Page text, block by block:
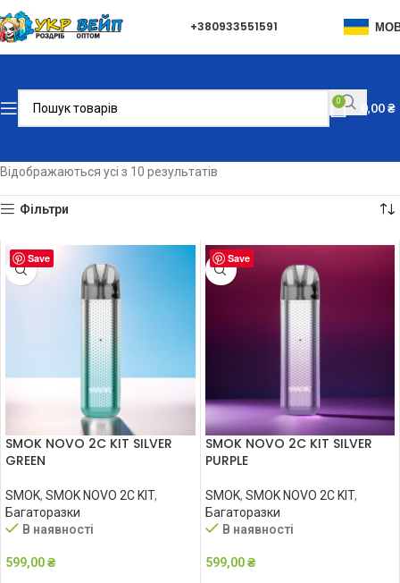
+380933551591
0 0,00₴
Відображаються усі з 10 результатів
Фільтри
Save
SMOK NOVO 2C KIT SILVER
GREEN
SMOK, SMOK NOVO 2C KIT,
Багаторазки
В наявності
599,00₴
Save
SMOK NOVO 2C KIT SILVER
PURPLE
SMOK, SMOK NOVO 2C KIT,
Багаторазки
В наявності
599,00₴